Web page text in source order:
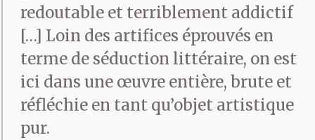
redoutable et terriblement addictif
[…] Loin des artifices éprouvés en
terme de séduction littéraire, on est
ici dans une œuvre entière, brute et
réfléchie en tant qu’objet artistique
pur.